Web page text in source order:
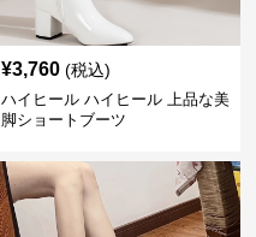
¥3,760 (税込)
ハイヒール ハイヒール 上品な美
脚ショートブーツ